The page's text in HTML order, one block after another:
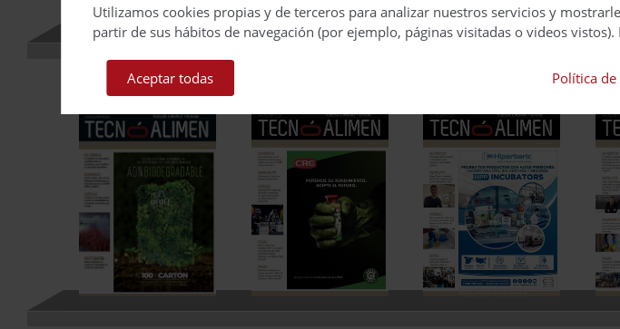
Utilizamos cookies propias y de terceros para analizar nuestros servicios y
partir de sus hábitos de navegación (por ejemplo, páginas visitadas o videos
Aceptar todas Política de